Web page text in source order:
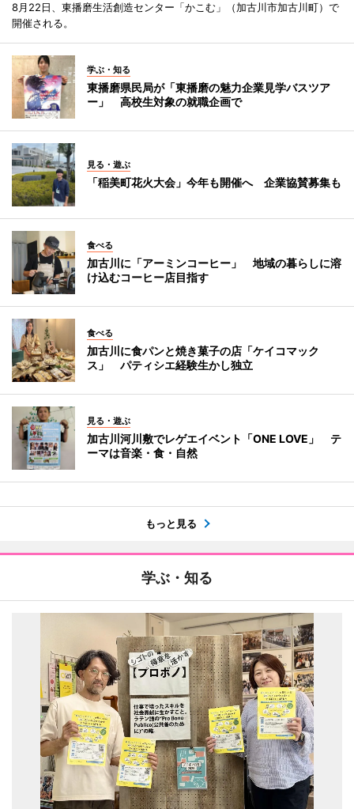
8月22日、東播磨生活創造センター「かこむ」（加古川市加古川町）で
開催される。
学ぶ・知る
東播磨県民局が「東播磨の魅力企業見学バスツア
ー」 高校生対象の就職企画で
見る・遊ぶ
「稲美町花火大会」今年も開催へ 企業協賛募集も
食べる
加古川に「アーミンコーヒー」 地域の暮らしに溶
け込むコーヒー店目指す
食べる
加古川に食パンと焼き菓子の店「ケイコマック
ス」 パティシエ経験生かし独立
見る・遊ぶ
加古川河川敷でレゲエイベント「ONE LOVE」 テ
ーマは音楽・食・自然
もっと見る
学ぶ・知る